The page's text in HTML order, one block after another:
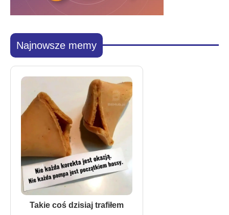
Najnowsze memy
Takie coś dzisiaj trafiłem